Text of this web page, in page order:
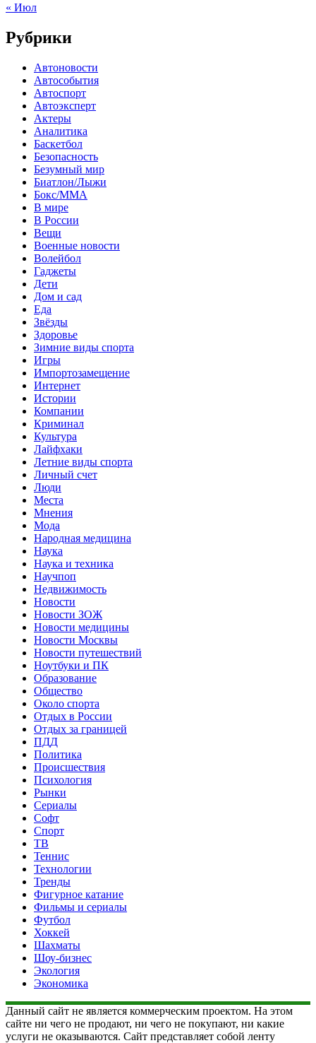
« Июл
Рубрики
Автоновости
Автособытия
Автоспорт
Автоэксперт
Актеры
Аналитика
Баскетбол
Безопасность
Безумный мир
Биатлон/Лыжи
Бокс/MMA
В мире
В России
Вещи
Военные новости
Волейбол
Гаджеты
Дети
Дом и сад
Еда
Звёзды
Здоровье
Зимние виды спорта
Игры
Импортозамещение
Интернет
Истории
Компании
Криминал
Культура
Лайфхаки
Летние виды спорта
Личный счет
Люди
Места
Мнения
Мода
Народная медицина
Наука
Наука и техника
Научпоп
Недвижимость
Новости
Новости ЗОЖ
Новости медицины
Новости Москвы
Новости путешествий
Ноутбуки и ПК
Образование
Общество
Около спорта
Отдых в России
Отдых за границей
ПДД
Политика
Происшествия
Психология
Рынки
Сериалы
Софт
Спорт
ТВ
Теннис
Технологии
Тренды
Фигурное катание
Фильмы и сериалы
Футбол
Хоккей
Шахматы
Шоу-бизнес
Экология
Экономика
Данный сайт не является коммерческим проектом. На этом
сайте ни чего не продают, ни чего не покупают, ни какие
услуги не оказываются. Сайт представляет собой ленту